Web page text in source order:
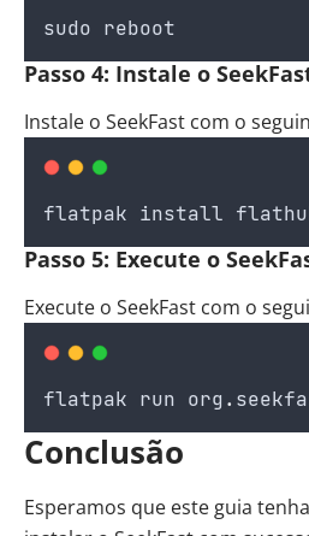
sudo reboot
Passo 4: Instale o
Instale o SeekFast com o
flatpak install
Passo 5: Execute o
Execute o SeekFast com o
flatpak run org .
Conclusão
Esperamos que este guia